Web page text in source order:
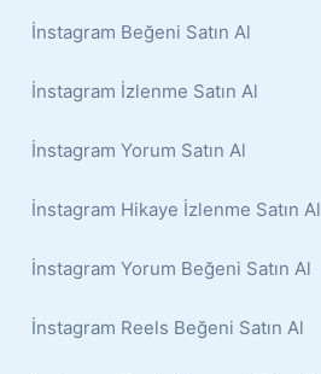
İnstagram Beğeni Satın Al
İnstagram İzlenme Satın Al
İnstagram Yorum Satın Al
İnstagram Hikaye İzlenme Satın Al
İnstagram Yorum Beğeni Satın Al
İnstagram Reels Beğeni Satın Al